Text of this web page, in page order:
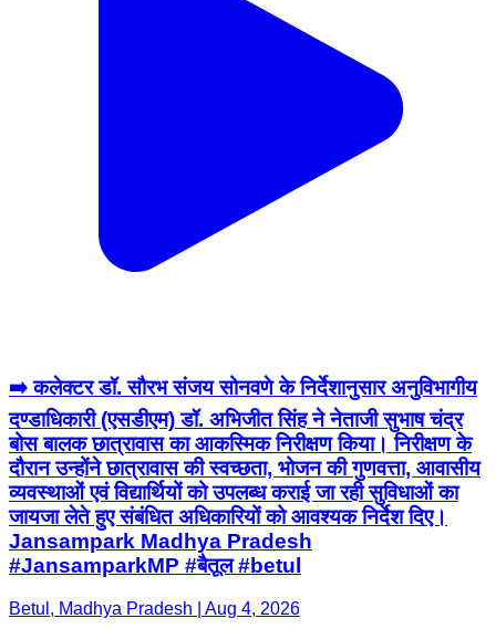
➡️ कलेक्टर डॉ. सौरभ संजय सोनवणे के निर्देशानुसार अनुविभागीय
दण्डाधिकारी (एसडीएम) डॉ. अभिजीत सिंह ने नेताजी सुभाष चंद्र
बोस बालक छात्रावास का आकस्मिक निरीक्षण किया। निरीक्षण के
दौरान उन्होंने छात्रावास की स्वच्छता, भोजन की गुणवत्ता, आवासीय
व्यवस्थाओं एवं विद्यार्थियों को उपलब्ध कराई जा रही सुविधाओं का
जायजा लेते हुए संबंधित अधिकारियों को आवश्यक निर्देश दिए।
Jansampark Madhya Pradesh
#JansamparkMP #बैतूल #betul
Betul, Madhya Pradesh | Aug 4, 2026